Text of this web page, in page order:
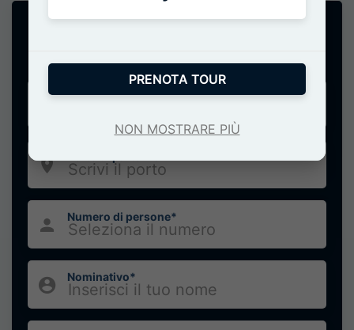
Data del servizio*
Numero di persone*
Nominativo*
PRENOTA TOUR
NON MOSTRARE PIÙ